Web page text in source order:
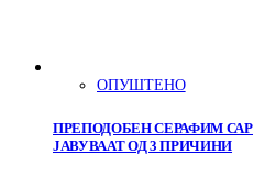
ОПУШТЕНО
ПРЕПОДОБЕН СЕРАФИМ
ЈАВУВААТ ОД 3 ПРИЧИНИ